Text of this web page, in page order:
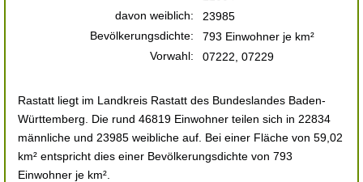
davon weiblich:
23985
Bevölkerungsdichte:
793 Einwohner je km²
Vorwahl:
07222, 07229
Rastatt liegt im Landkreis Rastatt des Bundeslandes Baden-
Württemberg. Die rund 46819 Einwohner teilen sich in 22834
männliche und 23985 weibliche auf. Bei einer Fläche von 59,02
km² entspricht dies einer Bevölkerungsdichte von 793
Einwohner je km².